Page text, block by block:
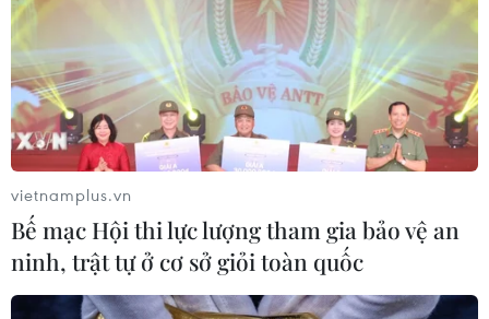
vietnamplus.vn
Bế mạc Hội thi lực lượng tham gia bảo vệ an
ninh, trật tự ở cơ sở giỏi toàn quốc